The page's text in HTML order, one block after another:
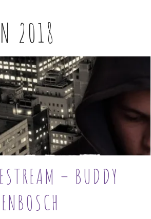
2018
– BUDDY